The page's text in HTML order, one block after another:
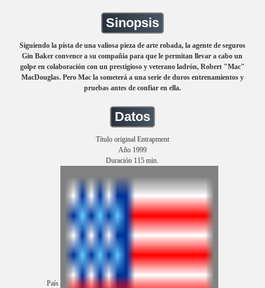
Sinopsis
Siguiendo la pista de una valiosa pieza de arte robada, la agente de seguros
Gin Baker convence a su compañía para que le permitan llevar a cabo un
golpe en colaboración con un prestigioso y veterano ladrón, Robert "Mac"
MacDouglas. Pero Mac la someterá a una serie de duros entrenamientos y
pruebas antes de confiar en ella.
Datos
Título original Entrapment
Año 1999
Duración 115 min.
País